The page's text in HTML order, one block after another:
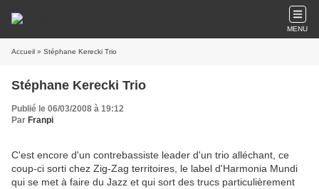
MENU
Accueil » Stéphane Kerecki Trio
Stéphane Kerecki Trio
Publié le 06/03/2008 à 19:12
Par Franpi
C'est encore d'un contrebassiste leader d'un trio alléchant, ce
coup-ci sorti chez Zig-Zag territoires, le label d'Harmonia Mundi
qui se met à faire du Jazz et qui sort des trucs particulièrement